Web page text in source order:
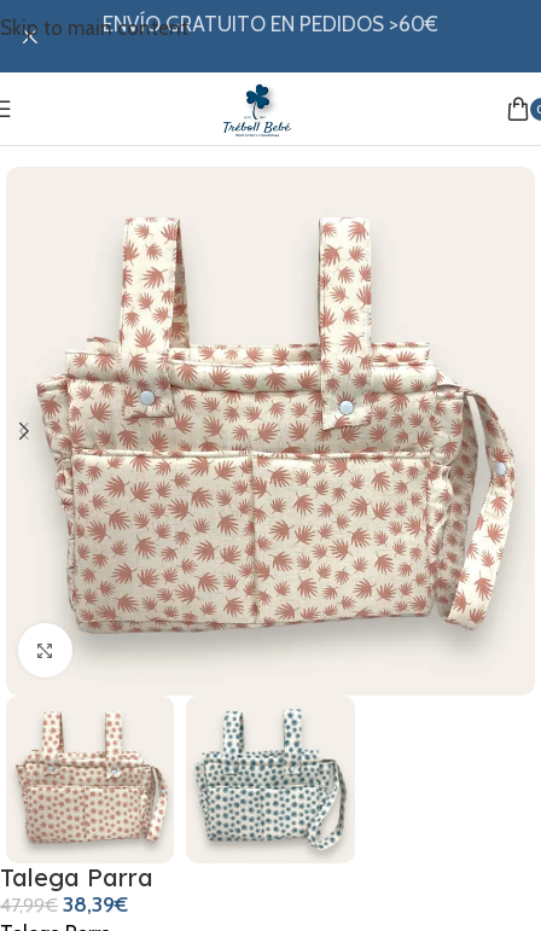
Skip to main contentENVÍO GRATUITO EN PEDIDOS >60€
Talegas
Clic para ampliar
Talega Parra
47,99€ 38,39€